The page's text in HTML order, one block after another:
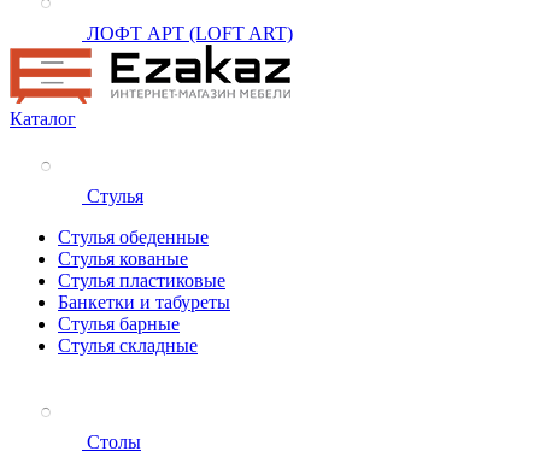
ЛОФТ АРТ (LOFT ART)
Каталог
Стулья
Стулья обеденные
Стулья кованые
Стулья пластиковые
Банкетки и табуреты
Стулья барные
Стулья складные
Столы